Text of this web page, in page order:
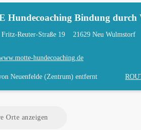
Hundecoaching Bindung durch
Fritz-Reuter-Straße 19 21629 Neu Wulmstorf
hundecoaching.de
Neuenfelde (Zentrum) entfernt
Orte anzeigen